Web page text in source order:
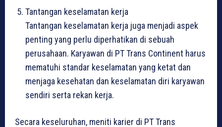
Tantangan keselamatan kerja
Tantangan keselamatan kerja juga menjadi aspek
penting yang perlu diperhatikan di sebuah
perusahaan. Karyawan di PT Trans Continent harus
mematuhi standar keselamatan yang ketat dan
menjaga kesehatan dan keselamatan diri karyawan
sendiri serta rekan kerja.
Secara keseluruhan, meniti karier di PT Trans